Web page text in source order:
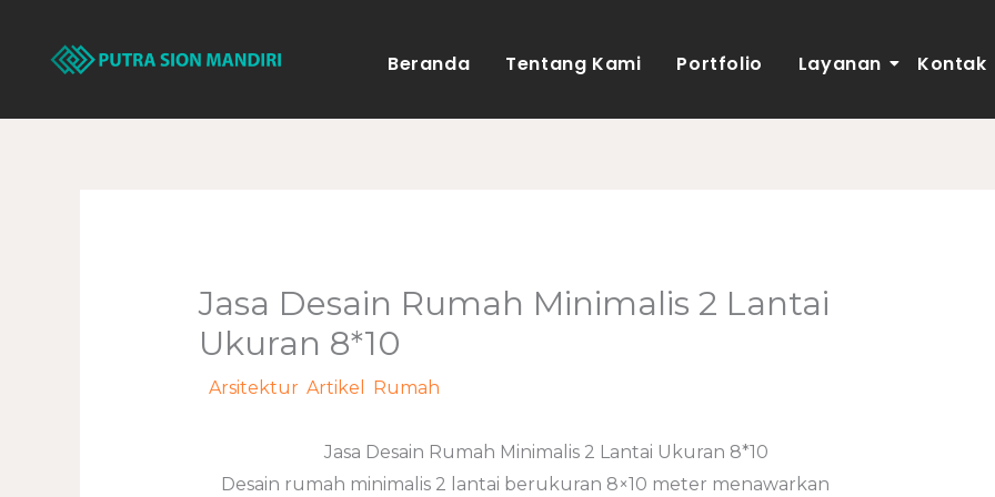
konten
Beranda Tentang Kami Portfolio Layanan Kontak
Jasa Desain Rumah Minimalis 2 Lantai
Ukuran 8*10
Arsitektur, Artikel Rumah
Jasa Desain Rumah Minimalis 2 Lantai Ukuran 8*10
Desain rumah minimalis 2 lantai berukuran 8×10 meter menawarkan